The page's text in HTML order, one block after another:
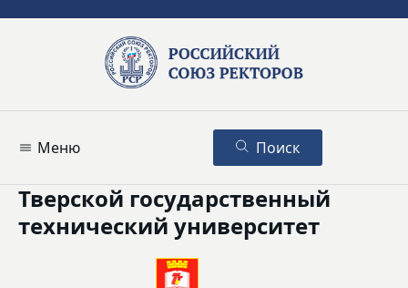
Меню Поиск
Тверской государственный
технический университет